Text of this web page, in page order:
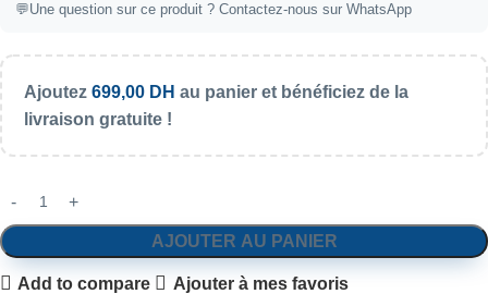
💬Une question sur ce produit ? Contactez-nous sur WhatsApp
Ajoutez 699,00 DH au panier et bénéficiez de la
livraison gratuite !
AJOUTER AU PANIER
Add to compare Ajouter à mes favoris